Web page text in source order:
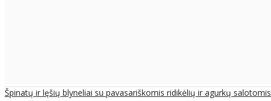
Špinatų ir lęšių blyneliai su pavasariškomis ridikėlių ir agurkų salotomis